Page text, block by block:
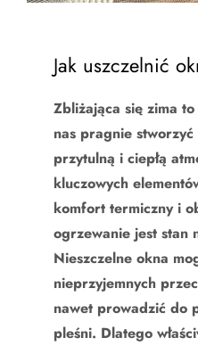
Jak uszczelnić
Zbliżająca się zima
nas pragnie
przytulną i ciepłą
kluczowych
komfort termiczny i
ogrzewanie jest stan
Nieszczelne okna
nieprzyjemnych
nawet prowadzić do
pleśni. Dlatego